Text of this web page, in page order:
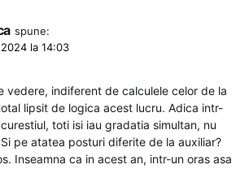
spune:
la 14:03
vedere, indiferent de calculele celor de la
lipsit de logica acest lucru. Adica intr-
toti isi iau gradatia simultan, nu
pe atatea posturi diferite de la auxiliar?
Inseamna ca in acest an, intr-un oras asa